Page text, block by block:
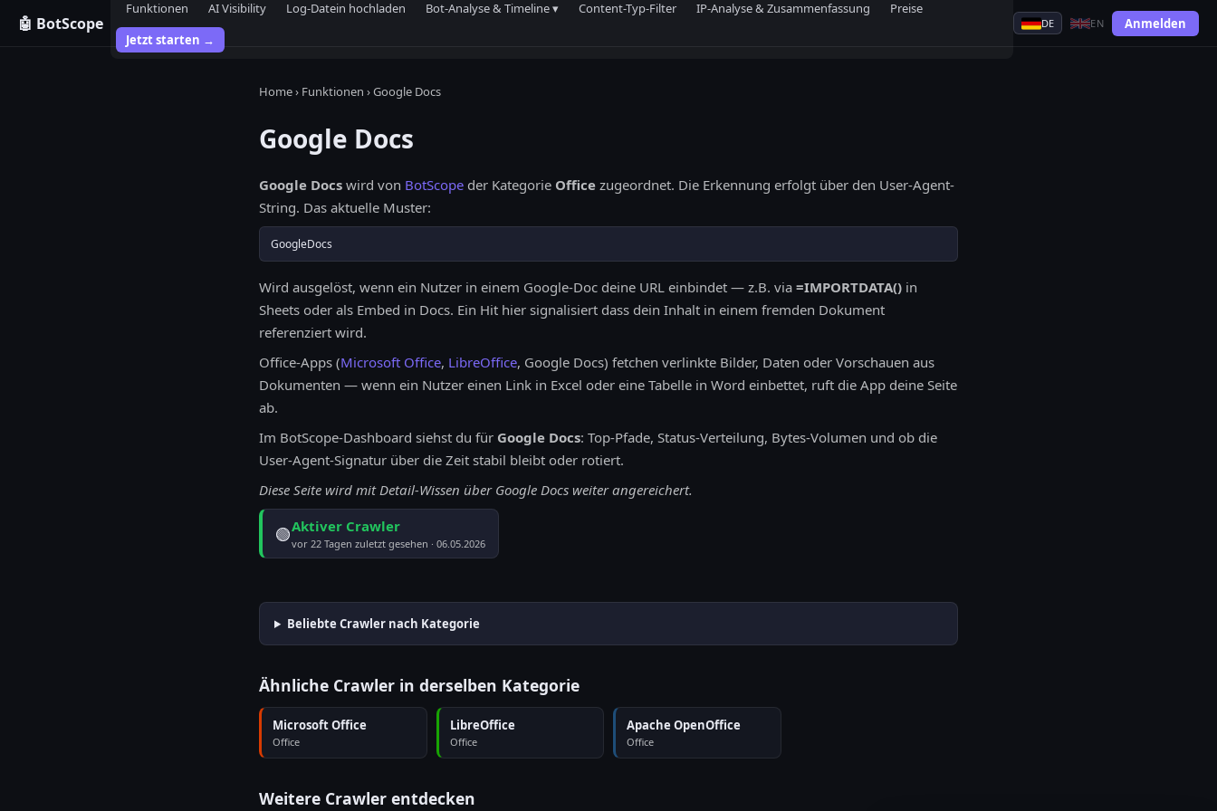
🤖 BotScope
Funktionen AI Visibility Log-Datein hochladen Bot-Analyse & Timeline ▾ Content-Typ-Filter IP-Analyse & Zusammenfassung
Preise
Jetzt starten →
DE EN Anmelden
Home› Funktionen › Google Docs
Google Docs
Google Docs wird von BotScope der Kategorie Office zugeordnet. Die Erkennung erfolgt über den User-Agent-
String. Das aktuelle Muster:
GoogleDocs
Wird ausgelöst, wenn ein Nutzer in einem Google-Doc deine URL einbindet — z.B. via =IMPORTDATA() in
Sheets oder als Embed in Docs. Ein Hit hier signalisiert dass dein Inhalt in einem fremden Dokument
referenziert wird.
Office-Apps (Microsoft Office, LibreOffice, Google Docs) fetchen verlinkte Bilder, Daten oder Vorschauen aus
Dokumenten — wenn ein Nutzer einen Link in Excel oder eine Tabelle in Word einbettet, ruft die App deine Seite
ab.
Im BotScope-Dashboard siehst du für Google Docs: Top-Pfade, Status-Verteilung, Bytes-Volumen und ob die
User-Agent-Signatur über die Zeit stabil bleibt oder rotiert.
Diese Seite wird mit Detail-Wissen über Google Docs weiter angereichert.
🟢Aktiver Crawler
vor 22 Tagen zuletzt gesehen · 06.05.2026
Beliebte Crawler nach Kategorie
Ähnliche Crawler in derselben Kategorie
Microsoft Office
Office
LibreOffice
Office
Apache OpenOffice
Office
Weitere Crawler entdecken